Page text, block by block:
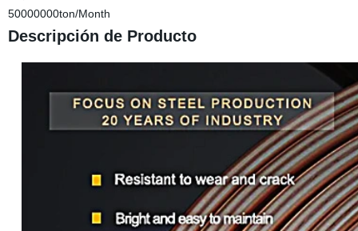
50000000ton/Month
Descripción de Producto